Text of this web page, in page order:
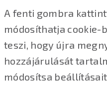
A fenti gombra
módosíthatja cookie-
teszi, hogy újra
hozzájárulását
módosítsa